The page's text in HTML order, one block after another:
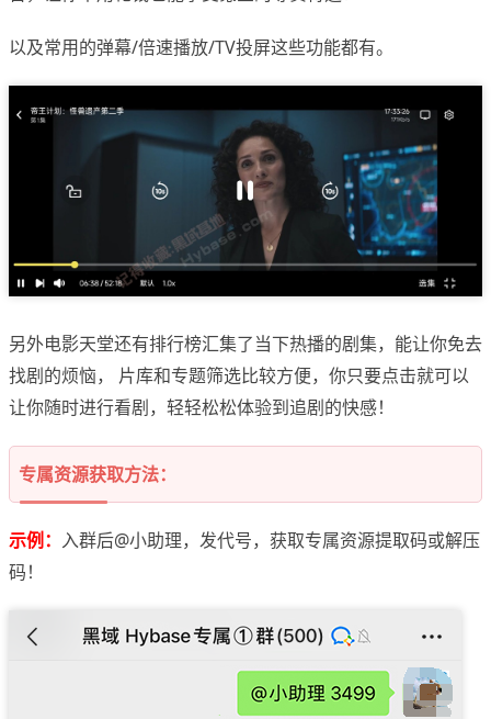
以及常用的弹幕/倍速播放/TV投屏这些功能都有。
另外电影天堂还有排行榜汇集了当下热播的剧集，能让你免去
找剧的烦恼， 片库和专题筛选比较方便，你只要点击就可以
让你随时进行看剧，轻轻松松体验到追剧的快感！
专属资源获取方法：
示例： 入群后@小助理，发代号，获取专属资源提取码或解压
码！